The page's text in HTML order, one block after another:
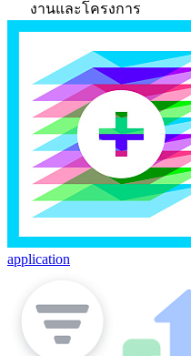
งานและโครงการ
application